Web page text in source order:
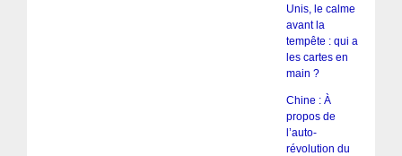
Unis, le calme
avant la
tempête : qui a
les cartes en
main ?
Chine : À
propos de
l’auto-
révolution du